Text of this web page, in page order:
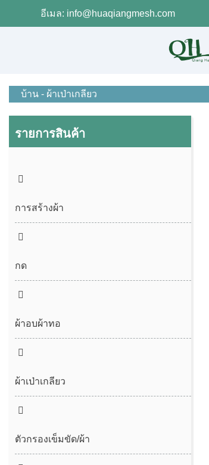
อีเมล: info@huaqiangmesh.com
บ้าน - ผ้าเป่าเกลียว
รายการสินค้า
การสร้างผ้า
กด
ตะเข็บไม่มีที่สิ้นสุด
ผ้าอบผ้าทอ
ผ้าเป่าเกลียว
ตัวกรองเข็มขัด/ผ้า